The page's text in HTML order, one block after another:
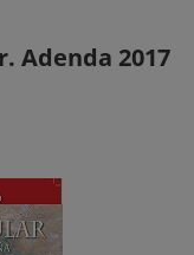
Adenda 2017